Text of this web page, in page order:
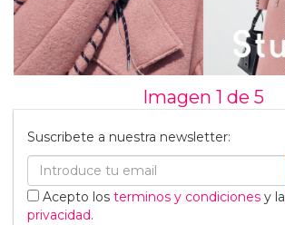
Imagen 1 de 5
Suscribete a nuestra newsletter:
Acepto los terminos y condiciones y la
privacidad.